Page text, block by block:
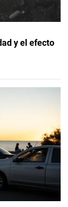
y el efecto